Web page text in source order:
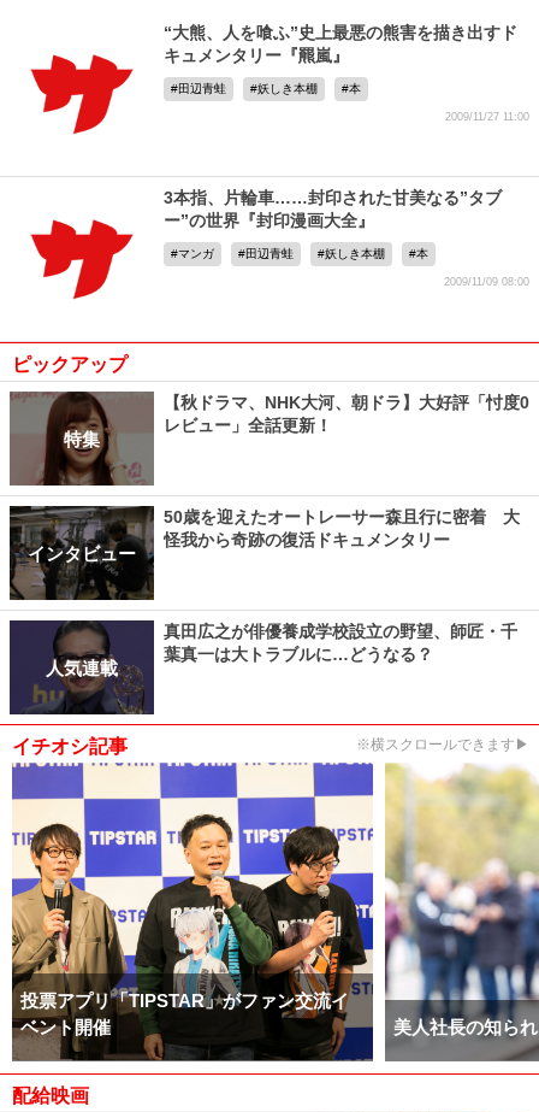
“大熊、人を喰ふ”史上最悪の熊害を描き出すド
キュメンタリー『羆嵐』
田辺青蛙 妖しき本棚 本
2009/11/27 11:00
3本指、片輪車……封印された甘美なる”タブ
ー”の世界『封印漫画大全』
マンガ 田辺青蛙 妖しき本棚 本
2009/11/09 08:00
ピックアップ
特集
【秋ドラマ、NHK大河、朝ドラ】大好評「忖度0
レビュー」全話更新！
インタビュー
50歳を迎えたオートレーサー森且行に密着 大
怪我から奇跡の復活ドキュメンタリー
人気連載
真田広之が俳優養成学校設立の野望、師匠・千
葉真一は大トラブルに…どうなる？
イチオシ記事 ※横スクロールできます▶
投票アプリ「TIPSTAR」がファン交流イ
ベント開催
美人社長の知ら
配給映画